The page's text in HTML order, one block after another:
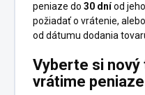
peniaze do 30 dníod
požiadať o vrátenie,
od dátumu dodania
Vyberte si nový
vrátime peniaze